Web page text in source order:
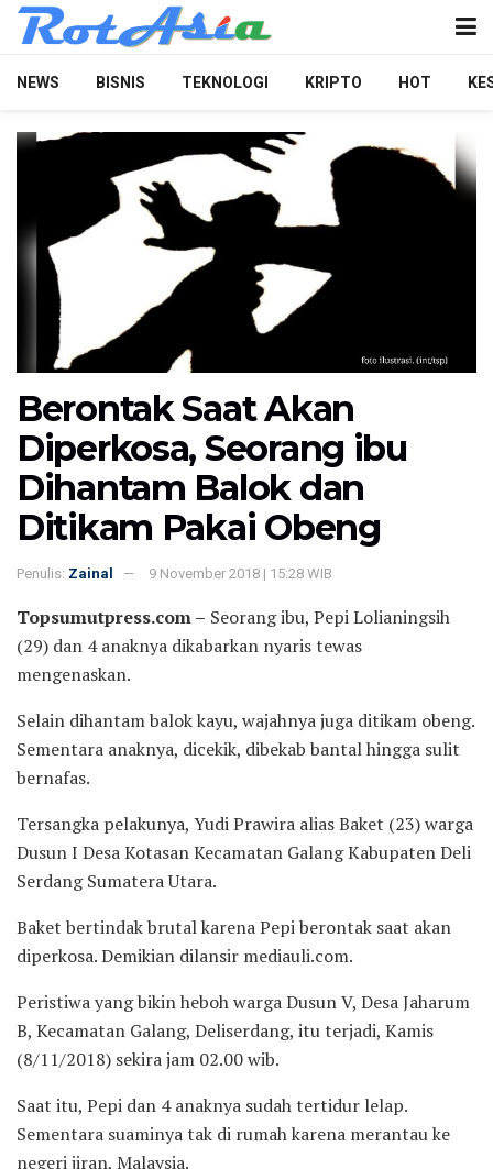
NEWS BISNIS TEKNOLOGI KRIPTO HOT
Berontak Saat Akan
Diperkosa, Seorang ibu
Dihantam Balok dan
Ditikam Pakai Obeng
Penulis: Zainal 9 November 2018 | 15:28 WIB
Topsumutpress.com – Seorang ibu, Pepi Lolianingsih
(29) dan 4 anaknya dikabarkan nyaris tewas
mengenaskan.
Selain dihantam balok kayu, wajahnya juga ditikam obeng.
Sementara anaknya, dicekik, dibekab bantal hingga sulit
bernafas.
Tersangka pelakunya, Yudi Prawira alias Baket (23) warga
Dusun I Desa Kotasan Kecamatan Galang Kabupaten Deli
Serdang Sumatera Utara.
Baket bertindak brutal karena Pepi berontak saat akan
diperkosa. Demikian dilansir mediauli.com.
Peristiwa yang bikin heboh warga Dusun V, Desa Jaharum
B, Kecamatan Galang, Deliserdang, itu terjadi, Kamis
(8/11/2018) sekira jam 02.00 wib.
Saat itu, Pepi dan 4 anaknya sudah tertidur lelap.
Sementara suaminya tak di rumah karena merantau ke
negeri jiran, Malaysia.